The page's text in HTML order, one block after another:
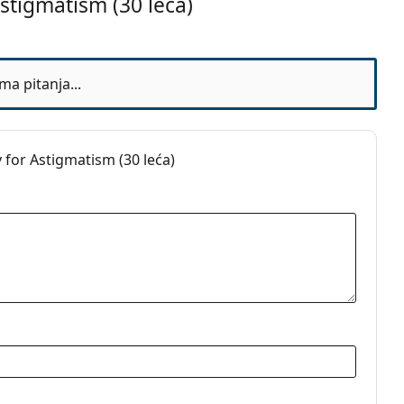
pitanja...
Astigmatism (30 leća)